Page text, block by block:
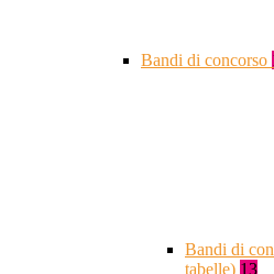
Bandi di concorso
Bandi di
tabelle) 13